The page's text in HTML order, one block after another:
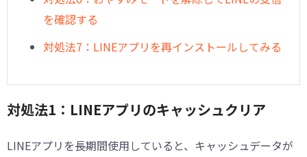
を確認する
対処法7：LINEアプリを再インストールしてみる
対処法1：LINEアプリのキャッシュクリア
LINEアプリを長期間使用していると、キャッシュデータが